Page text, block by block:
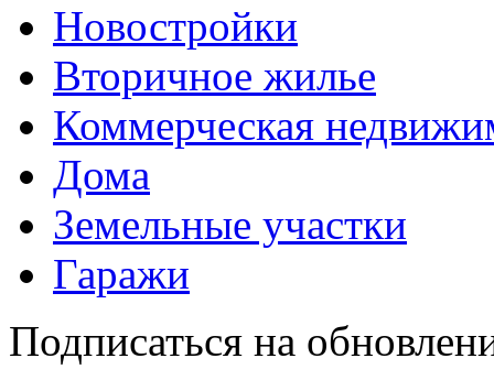
Новостройки
Вторичное жилье
Коммерческая
Дома
Земельные участки
Гаражи
Подписаться на